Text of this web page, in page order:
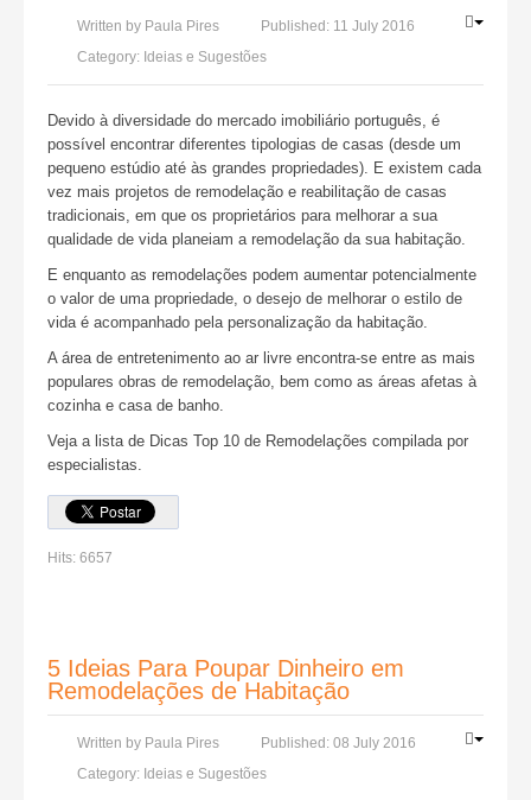
Written by Paula Pires Published: 11 July 2016
Category: Ideias e Sugestões
Devido à diversidade do mercado imobiliário português, é
possível encontrar diferentes tipologias de casas (desde um
pequeno estúdio até às grandes propriedades). E existem cada
vez mais projetos de remodelação e reabilitação de casas
tradicionais, em que os proprietários para melhorar a sua
qualidade de vida planeiam a remodelação da sua habitação.
E enquanto as remodelações podem aumentar potencialmente
o valor de uma propriedade, o desejo de melhorar o estilo de
vida é acompanhado pela personalização da habitação.
A área de entretenimento ao ar livre encontra-se entre as mais
populares obras de remodelação, bem como as áreas afetas à
cozinha e casa de banho.
Veja a lista de Dicas Top 10 de Remodelações compilada por
especialistas.
Hits: 6657
5 Ideias Para Poupar Dinheiro em
Remodelações de Habitação
Written by Paula Pires Published: 08 July 2016
Category: Ideias e Sugestões